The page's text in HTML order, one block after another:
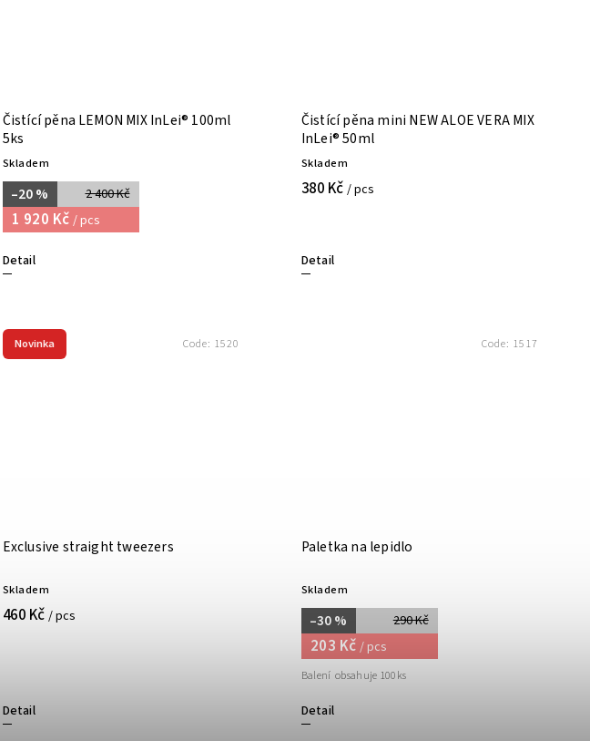
Čistící pěna LEMON MIX InLei® 100ml
5ks
Skladem
2 400 Kč
–20 %
1 920 Kč / pcs
Detail
Čistící pěna mini NEW ALOE VERA MIX
InLei® 50ml
Skladem
380 Kč/ pcs
Detail
Novinka
Exclusive straight tweezers
Skladem
460 Kč / pcs
Detail
Code: 1520
Paletka na lepidlo
Skladem
290 Kč
–30 %
203 Kč/ pcs
Detail
Balení obsahuje 100ks
Code: 1517